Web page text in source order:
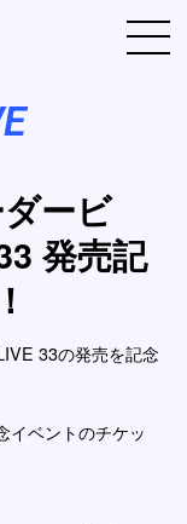
ービ
発売記
33の発売を記念
イベントのチケッ